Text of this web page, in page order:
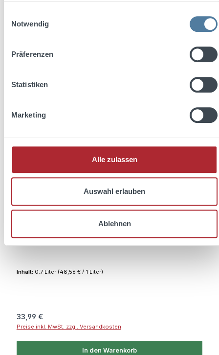
Notwendig
Präferenzen
Statistiken
Marketing
Alle zulassen
Auswahl erlauben
Ablehnen
1800 Tequila Reposado 0,7l 38% Vol.
Inhalt: 0.7 Liter (48,56 € / 1 Liter)
Regulärer Preis:
33,99 €
Preise inkl. MwSt. zzgl. Versandkosten
In den Warenkorb